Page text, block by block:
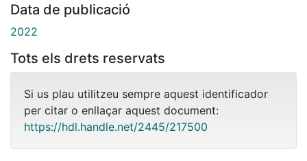
Data de publicació
2022
Tots els drets reservats
Si us plau utilitzeu sempre aquest identificador
per citar o enllaçar aquest document:
https://hdl.handle.net/2445/217500